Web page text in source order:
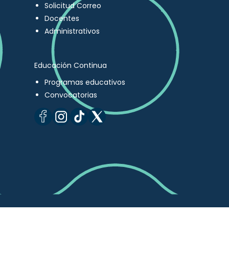
Solicitud Correo
Docentes
Administrativos
Educación Continua
Programas educativos
Convocatorias